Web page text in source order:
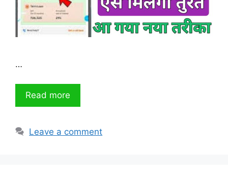
…
Read more
Leave a comment